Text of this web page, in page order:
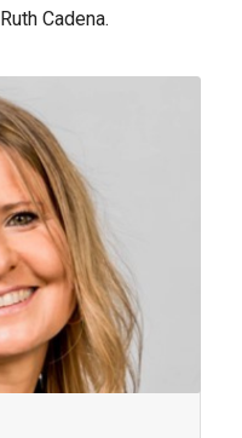
Ruth Cadena.